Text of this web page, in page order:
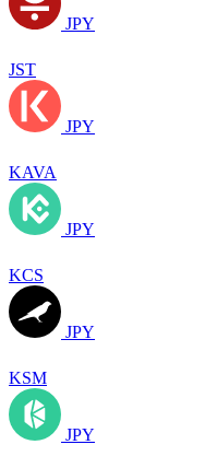
JPY
JST
JPY
KAVA
JPY
KCS
JPY
KSM
JPY